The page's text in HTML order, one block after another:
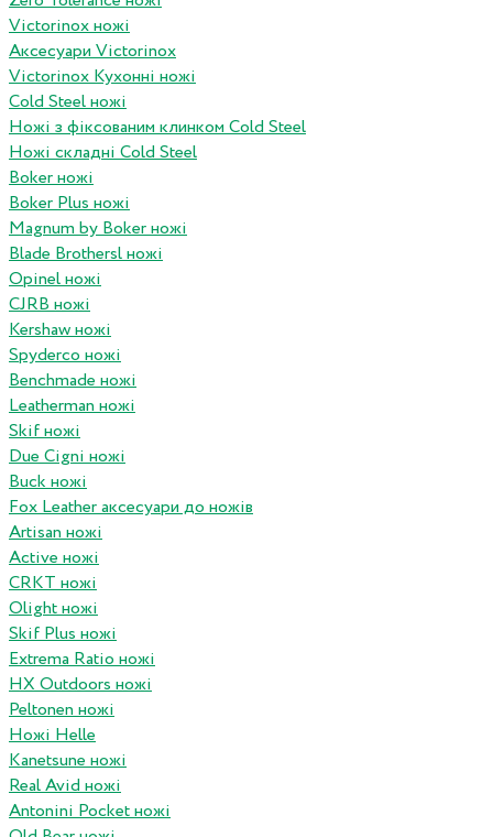
Victorinox ножі
Аксесуари Victorinox
Victorinox Кухонні ножі
Cold Steel ножі
Ножі з фіксованим клинком Cold Steel
Ножі складні Cold Steel
Boker ножі
Boker Plus ножі
Magnum by Boker ножі
Blade Brothersl ножі
Opinel ножі
CJRB ножі
Kershaw ножі
Spyderco ножі
Benchmade ножі
Leatherman ножі
Skif ножі
Due Cigni ножі
Buck ножі
Fox Leather аксесуари до ножів
Artisan ножі
Active ножі
CRKT ножі
Olight ножі
Skif Plus ножі
Extrema Ratio ножі
HX Outdoors ножі
Peltonen ножі
Ножі Helle
Kanetsune ножі
Real Avid ножі
Antonini Pocket ножі